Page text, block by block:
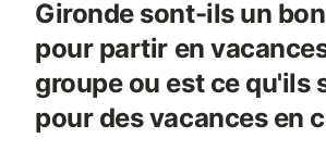
Gironde sont-ils un
pour partir en
groupe ou est ce qu'ils
pour des vacances en